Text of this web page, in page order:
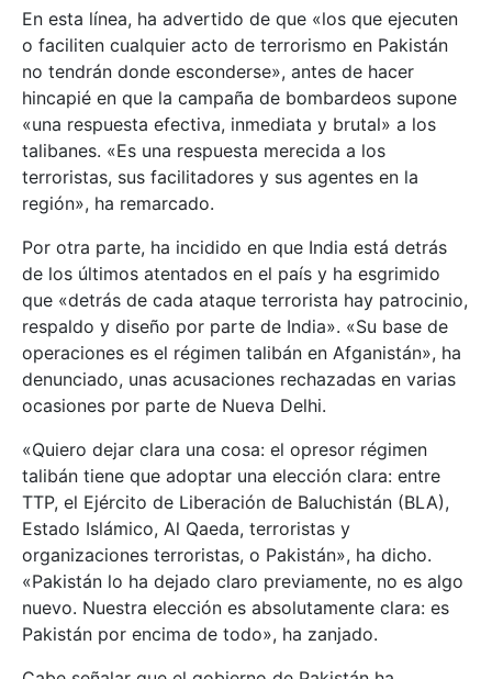
En esta línea, ha advertido de que «los que ejecuten
o faciliten cualquier acto de terrorismo en Pakistán
no tendrán donde esconderse», antes de hacer
hincapié en que la campaña de bombardeos supone
«una respuesta efectiva, inmediata y brutal» a los
talibanes. «Es una respuesta merecida a los
terroristas, sus facilitadores y sus agentes en la
región», ha remarcado.
Por otra parte, ha incidido en que India está detrás
de los últimos atentados en el país y ha esgrimido
que «detrás de cada ataque terrorista hay patrocinio,
respaldo y diseño por parte de India». «Su base de
operaciones es el régimen talibán en Afganistán», ha
denunciado, unas acusaciones rechazadas en varias
ocasiones por parte de Nueva Delhi.
«Quiero dejar clara una cosa: el opresor régimen
talibán tiene que adoptar una elección clara: entre
TTP, el Ejército de Liberación de Baluchistán (BLA),
Estado Islámico, Al Qaeda, terroristas y
organizaciones terroristas, o Pakistán», ha dicho.
«Pakistán lo ha dejado claro previamente, no es algo
nuevo. Nuestra elección es absolutamente clara: es
Pakistán por encima de todo», ha zanjado.